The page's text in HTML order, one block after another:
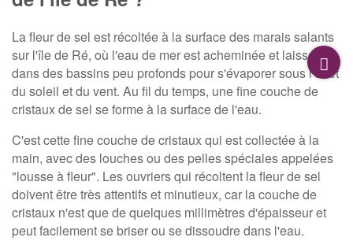
La fleur de sel est récoltée à la surface des marais salants
sur l'île de Ré, où l'eau de mer est acheminée et laissée
dans des bassins peu profonds pour s'évaporer sous l'effet
du soleil et du vent. Au fil du temps, une fine couche de
cristaux de sel se forme à la surface de l'eau.
C'est cette fine couche de cristaux qui est collectée à la
main, avec des louches ou des pelles spéciales appelées
"lousse à fleur". Les ouvriers qui récoltent la fleur de sel
doivent être très attentifs et minutieux, car la couche de
cristaux n'est que de quelques millimètres d'épaisseur et
peut facilement se briser ou se dissoudre dans l'eau.